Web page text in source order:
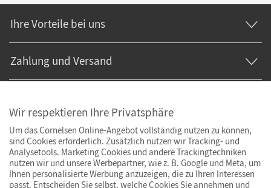
Ihre Vorteile bei uns
Zahlung und Versand
Wir respektieren Ihre Privatsphäre
Um das Cornelsen Online-Angebot vollständig nutzen zu können,
sind Cookies erforderlich. Zusätzlich nutzen wir Tracking- und
Analysetools. Marketing Cookies und andere Trackingtechniken
nutzen wir und unsere Werbepartner, wie z. B. Google und Meta, um
Ihnen personalisierte Werbung anzuzeigen, die zu Ihren Interessen
passt. Entscheiden Sie selbst, welche Cookies Sie annehmen und